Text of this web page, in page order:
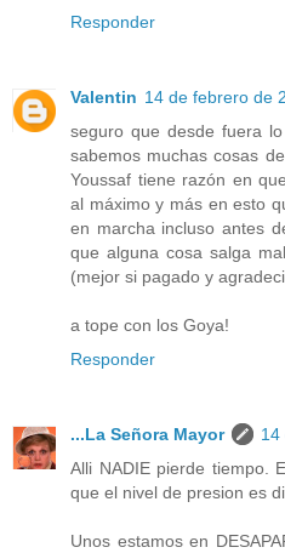
Responder
Valentin 14 de febrero de
seguro que desde fuera
sabemos muchas cosas
Youssaf tiene razón en
al máximo y más en esto
en marcha incluso antes
que alguna cosa salga
(mejor si pagado y
a tope con los Goya!
Responder
...La Señora Mayor
14
Alli NADIE pierde tiempo.
que el nivel de presion es
Unos estamos en